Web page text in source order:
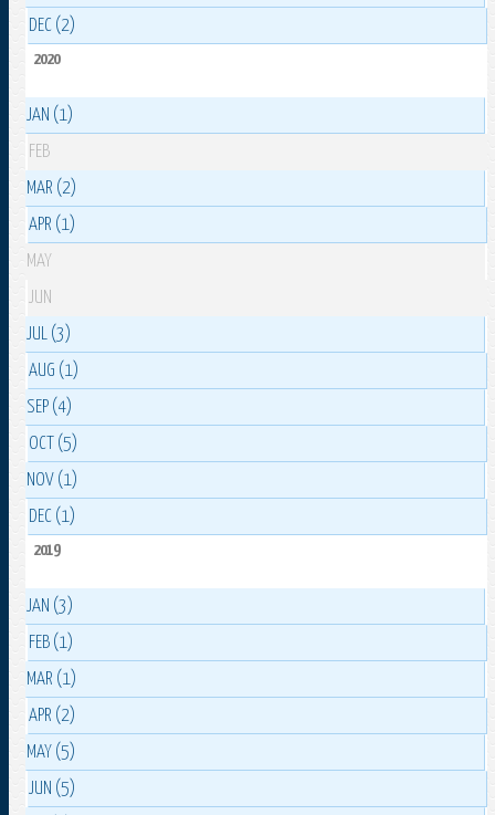
DEC (2)
2020
JAN (1)
FEB
MAR (2)
APR (1)
MAY
JUN
JUL (3)
AUG (1)
SEP (4)
OCT (5)
NOV (1)
DEC (1)
2019
JAN (3)
FEB (1)
MAR (1)
APR (2)
MAY (5)
JUN (5)